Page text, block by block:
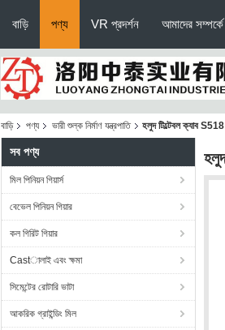
বাড়ি পণ্য VR প্রদর্শন আমাদের সম্পর্কে
বাড়ি পণ্য ভারী শুল্ক নির্মাণ যন্ত্রপাতি হলুদ টিল্টেবল ক্যাব S518
সব পণ্য
মিল পিনিয়ন গিয়ার্স
বেভেল পিনিয়ন গিয়ার
কল গিরিট গিয়ার
Castালাই এবং ক্ষমা
সিমেন্টের রোটারি ভাটা
আকরিক গ্রাইন্ডিং মিল